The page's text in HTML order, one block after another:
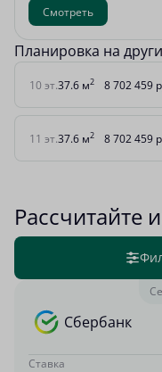
Смотреть
Планировка на
10 эт.37.6 м2 8 702 459
11 эт.37.6 м2 8 702 459
Рассчитайте
Сбербанк
Ставка